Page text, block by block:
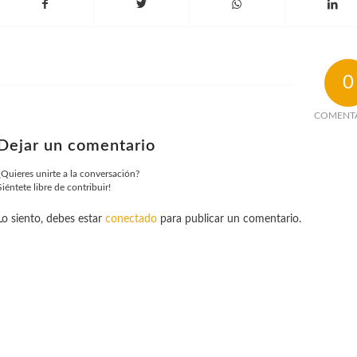
0
Dejar un comentario
unirte a la conversación?
libre de contribuir!
Lo siento, debes estar conectadopara publicar un comentario.